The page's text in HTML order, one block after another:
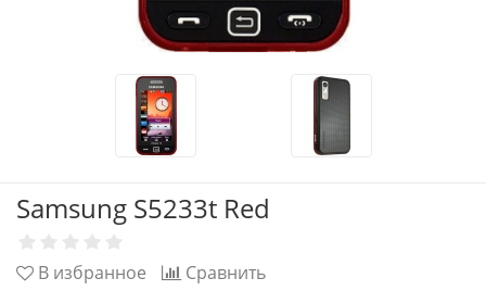
Samsung S5233t Red
В избранное Сравнить